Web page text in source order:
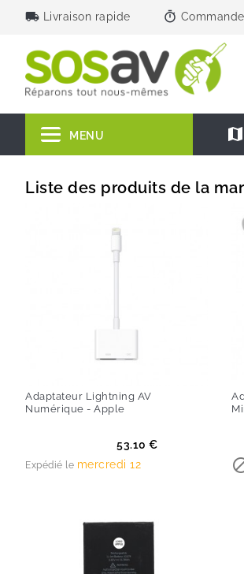
local_shipping Livraison rapide timer
MENU map
Liste des produits de la
Adaptateur Lightning AV
Numérique - Apple
53.10 €
Expédié le mercredi 12